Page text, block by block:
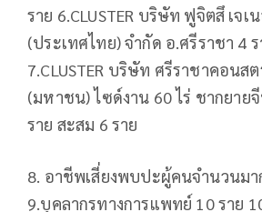
ราย 6.CLUSTER บริษัท ฟูจิตสึ เจเ
(ประเทศไทย) จำกัด อ.ศรีราชา 4
7.CLUSTER บริษัท ศรีราชาคอนส
(มหาชน) ไซด์งาน 60 ไร่ ชากยาย
ราย สะสม 6 ราย
8. อาชีพเสี่ยงพบปะผู้คนจำนวนมา
9.บุคลากรทางการแพทย์ 10 ราย